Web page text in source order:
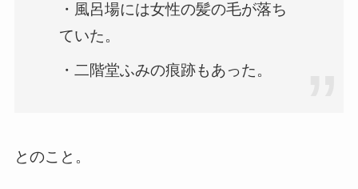
・風呂場には女性の髪の毛が落ち
ていた。
・二階堂ふみの痕跡もあった。
とのこと。